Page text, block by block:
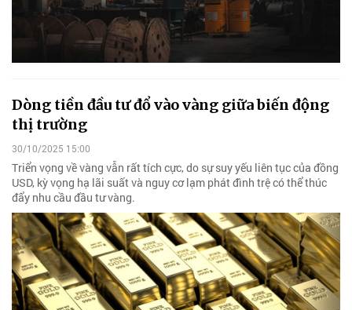
Dòng tiền đầu tư đổ vào vàng giữa biến động
thị trường
30/10/2025 15:00
Triển vọng về vàng vẫn rất tích cực, do sự suy yếu liên tục của đồng
USD, kỳ vọng hạ lãi suất và nguy cơ lạm phát đình trệ có thể thúc
đẩy nhu cầu đầu tư vàng.